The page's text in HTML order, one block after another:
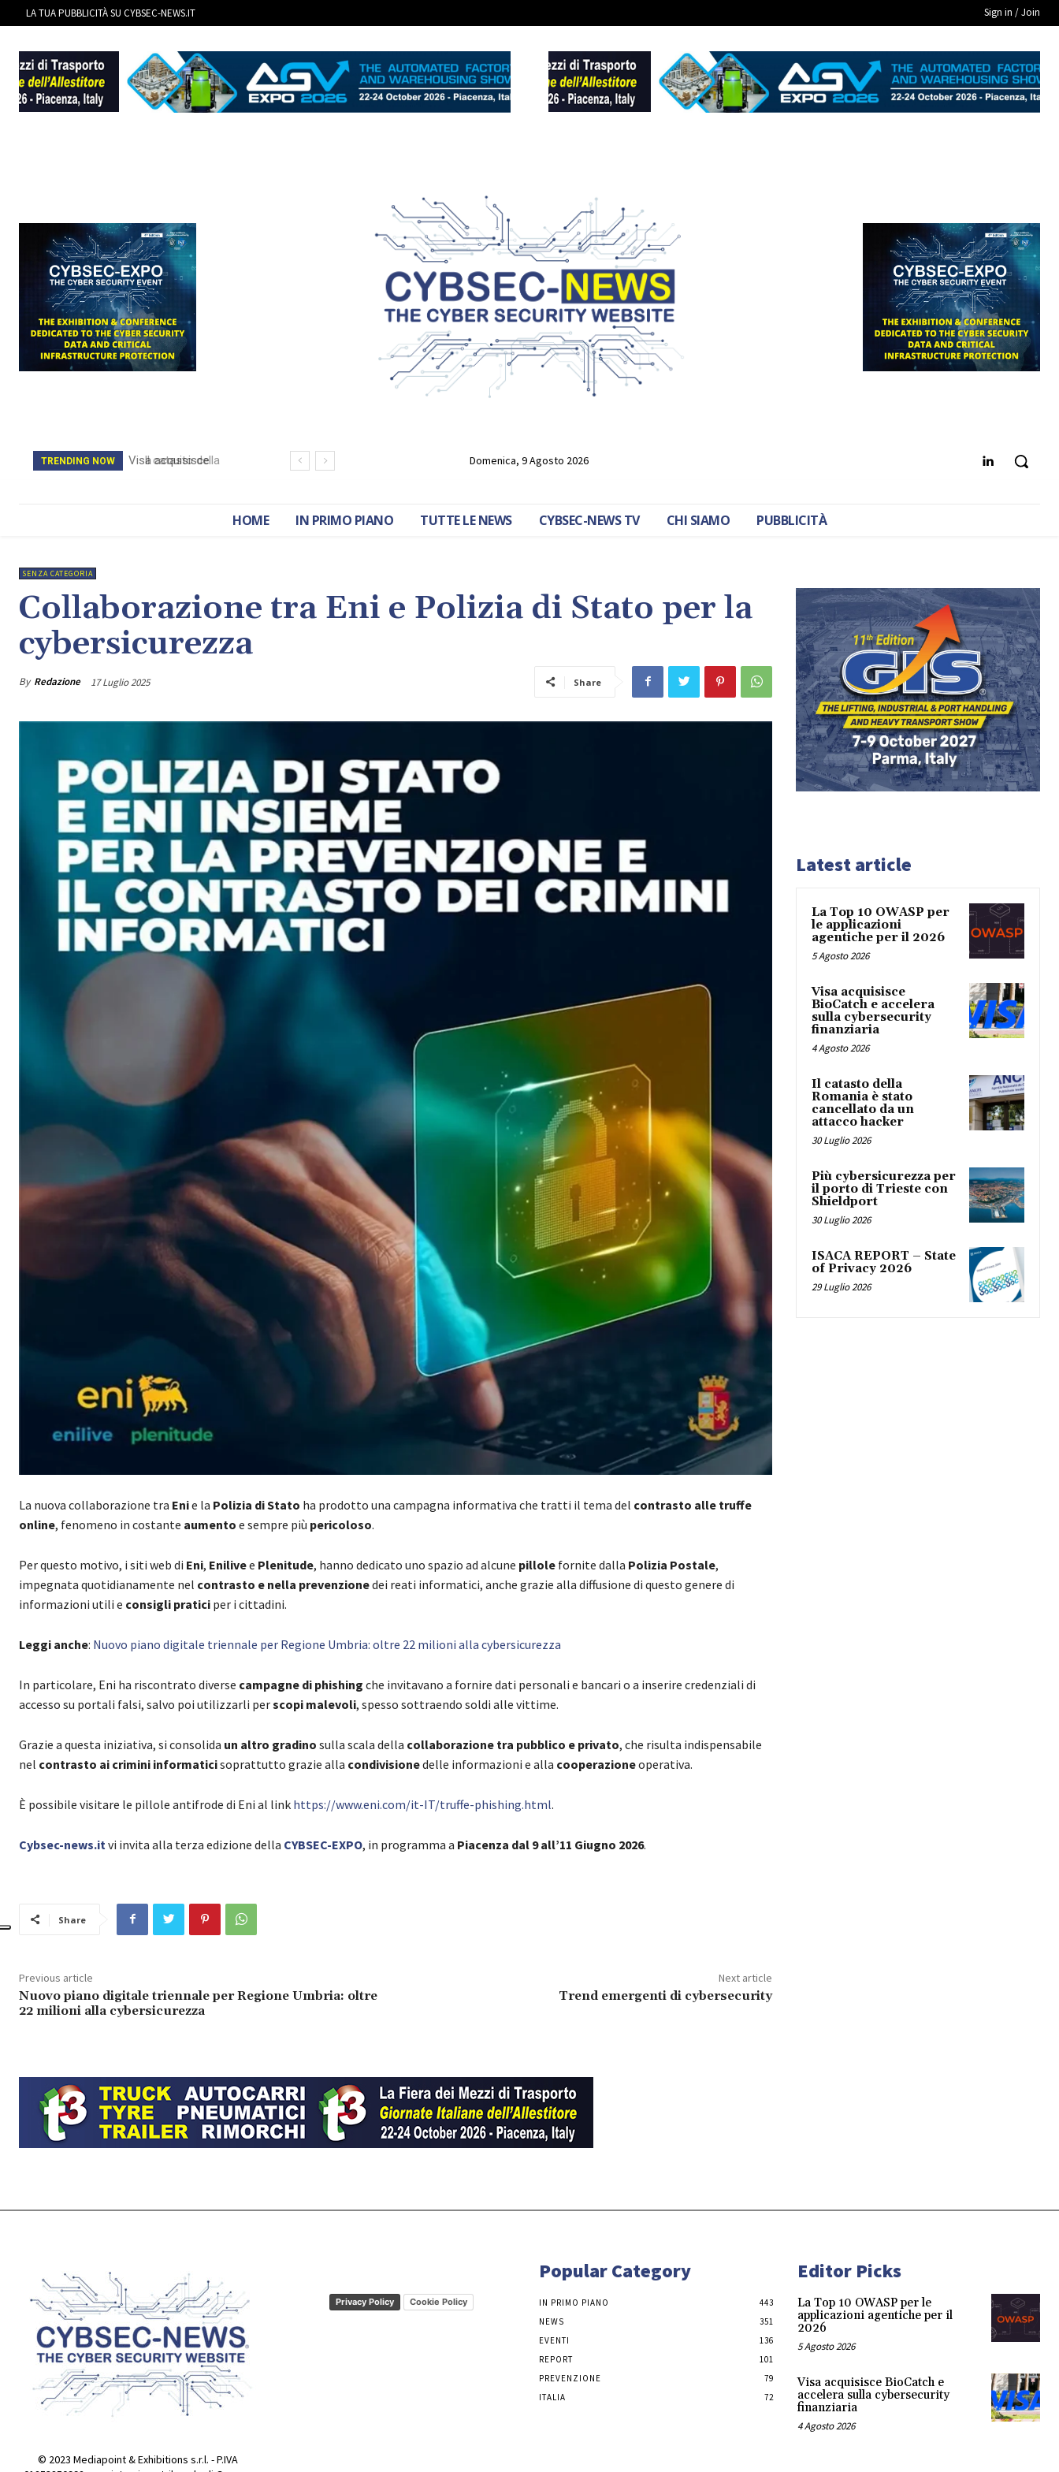
LA TUA PUBBLICITÀ SU CYBSEC-NEWS.IT Sign in / Join
TRENDING NOW
Il catasto della
Domenica, 9 Agosto 2026
HOME IN PRIMO PIANO TUTTE LE NEWS CYBSEC-NEWS TV CHI SIAMO PUBBLICITÀ
SENZA CATEGORIA
Collaborazione tra Eni e Polizia di Stato per la
cybersicurezza
By Redazione 17 Luglio 2025 Share
La nuova collaborazione tra Enie la Polizia di Stato ha prodotto una campagna informativa che tratti il tema del contrasto alle truffe
online, fenomeno in costante aumento e sempre più pericoloso.
Per questo motivo, i siti web di Eni, Enilivee Plenitude, hanno dedicato uno spazio ad alcune pillole fornite dalla Polizia Postale,
impegnata quotidianamente nel contrasto e nella prevenzionedei reati informatici, anche grazie alla diffusione di questo genere di
informazioni utili e consigli pratici per i cittadini.
Leggi anche: Nuovo piano digitale triennale per Regione Umbria: oltre 22 milioni alla cybersicurezza
In particolare, Eni ha riscontrato diverse campagne di phishing che invitavano a fornire dati personali e bancari o a inserire credenziali di
accesso su portali falsi, salvo poi utilizzarli perscopi malevoli, spesso sottraendo soldi alle vittime.
Grazie a questa iniziativa, si consolida un altro gradino sulla scala della collaborazione tra pubblico e privato, che risulta indispensabile
nel contrasto ai crimini informaticisoprattutto grazie alla condivisionedelle informazioni e alla cooperazioneoperativa.
È possibile visitare le pillole antifrode di Eni al link https://www.eni.com/it-IT/truffe-phishing.html.
Cybsec-news.it vi invita alla terza edizione della CYBSEC-EXPO, in programma a Piacenza dal 9 all’11 Giugno 2026.
Share
Previous article
Nuovo piano digitale triennale per Regione Umbria: oltre
22 milioni alla cybersicurezza
Next article
Trend emergenti di cybersecurity
Latest article
La Top 10 OWASP per
le applicazioni
agentiche per il 2026
5 Agosto 2026
Visa acquisisce
BioCatch e accelera
sulla cybersecurity
finanziaria
4 Agosto 2026
Il catasto della
Romania è stato
cancellato da un
attacco hacker
30 Luglio 2026
Più cybersicurezza per
il porto di Trieste con
Shieldport
30 Luglio 2026
ISACA REPORT – State
of Privacy 2026
29 Luglio 2026
© 2023 Mediapoint & Exhibitions s.r.l. - P.IVA
Privacy Policy Cookie Policy
Popular Category
IN PRIMO PIANO
443
NEWS
351
EVENTI
136
REPORT
101
PREVENZIONE
79
ITALIA
72
Editor Picks
La Top 10 OWASP per le
applicazioni agentiche per il
2026
5 Agosto 2026
Visa acquisisce BioCatch e
accelera sulla cybersecurity
finanziaria
4 Agosto 2026